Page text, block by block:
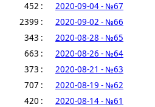
452 :
2020-09-04 - №67
2399 :
2020-09-02 - №66
343 :
2020-08-28 - №65
663 :
2020-08-26 - №64
373 :
2020-08-21 - №63
707 :
2020-08-19 - №62
420 :
2020-08-14 - №61